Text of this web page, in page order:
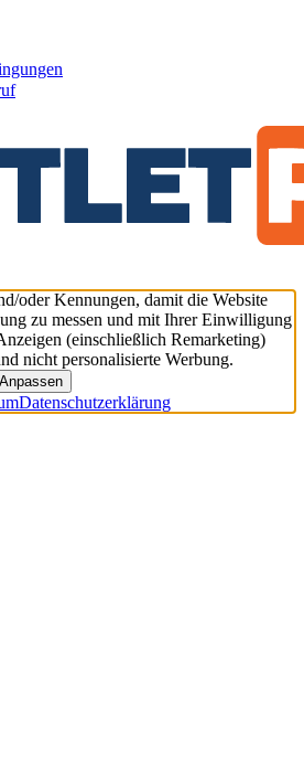
oder Kennungen, damit die Website
zu messen und mit Ihrer Einwilligung
(einschließlich Remarketing)
nicht personalisierte Werbung.
Anpassen
Datenschutzerklärung